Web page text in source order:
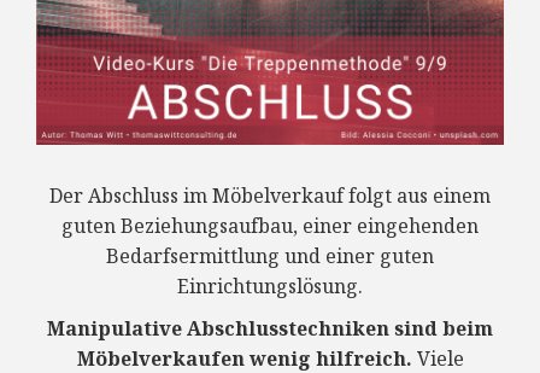
Der Abschluss im Möbelverkauf folgt aus einem
guten Beziehungsaufbau, einer eingehenden
Bedarfsermittlung und einer guten
Einrichtungslösung.
Manipulative Abschlusstechniken sind beim
Möbelverkaufen wenig hilfreich. Viele